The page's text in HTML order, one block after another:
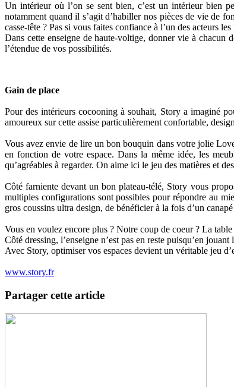
Un intérieur où l’on se sent bien, c’est un intérieur bien
notamment quand il s’agit d’habiller nos pièces de vie de
casse-tête ? Pas si vous faites confiance à l’un des acteurs
Dans cette enseigne de haute-voltige, donner vie à chacun
l’étendue de vos possibilités.
Gain de place
Pour des intérieurs cocooning à souhait, Story a imaginé
amoureux sur cette assise particulièrement confortable,
Vous avez envie de lire un bon bouquin dans votre jolie
en fonction de votre espace. Dans la même idée, les
qu’agréables à regarder. On aime ici le jeu des matières et
Côté farniente devant un bon plateau-télé, Story vous
multiples configurations sont possibles pour répondre au
gros coussins ultra design, de bénéficier à la fois d’un
Vous en voulez encore plus ? Notre coup de coeur ? La
Côté dressing, l’enseigne n’est pas en reste puisqu’en
Avec Story, optimiser vos espaces devient un véritable jeu
www.story.fr
Partager cette article